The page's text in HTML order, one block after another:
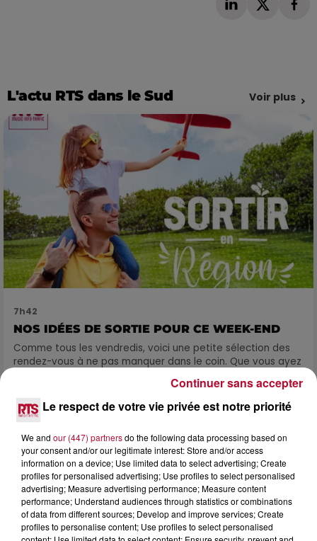
L'actu RTS dans le Sud Voir plus
7h42
NOS IDÉES DE SORTIE POUR CE WEEK-END
Comme tous les vendredis, voici une petite sélection des
rendez-vous à ne pas manquer dans le coin. Que vous ayez
Le respect de votre vie privée est notre priorité
We and our (447) partnersdo the following data processing based on
your consent and/or our legitimate interest: Store and/or access
information on a device; Use limited data to select advertising; Create
profiles for personalised advertising; Use profiles to select personalised
advertising; Measure advertising performance; Measure content
performance; Understand audiences through statistics or combinations
of data from different sources; Develop and improve services; Create
profiles to personalise content; Use profiles to select personalised
Continuer sans accepter